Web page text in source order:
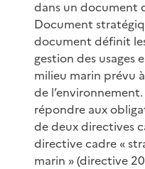
dans un document
Document
document définit
gestion des usages
milieu marin prévu
de
répondre aux
de deux directives
directive cadre «
marin » (directive